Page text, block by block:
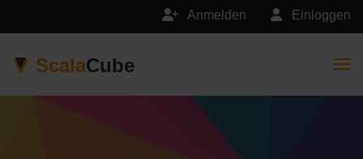
Einloggen
Anmelden
ScalaCube